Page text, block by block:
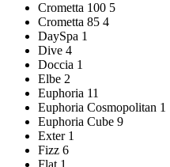
Crometta 100 5
Crometta 85 4
DaySpa 1
Dive 4
Doccia 1
Elbe 2
Euphoria 11
Euphoria Cosmopolitan 1
Euphoria Cube 9
Exter 1
Fizz 6